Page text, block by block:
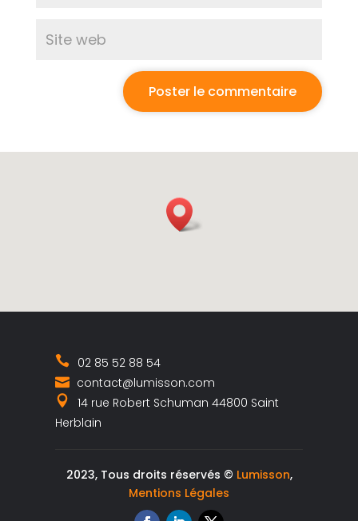
02 85 52 88 54
contact@lumisson.com
14 rue Robert Schuman 44800 Saint
Herblain
2023, Tous droits réservés © Lumisson,
Mentions Légales